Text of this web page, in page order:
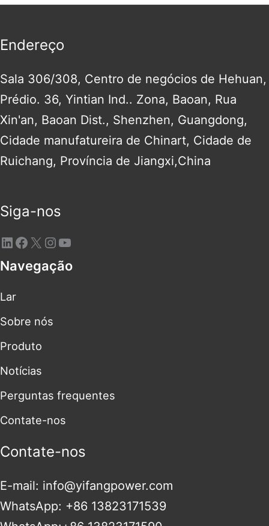
Endereço
Sala 306/308, Centro de negócios de Hehuan,
Prédio. 36, Yintian Ind.. Zona, Baoan, Rua
Xin'an, Baoan Dist., Shenzhen, Guangdong,
Cidade manufatureira de Chinart, Cidade de
Ruichang, Província de Jiangxi,China
Siga-nos
Navegação
Lar
Sobre nós
Produto
Notícias
Perguntas frequentes
Contate-nos
Contate-nos
E-mail: info@yifangpower.com
WhatsApp: +86 13823171539